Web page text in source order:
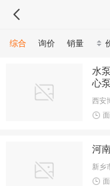
综合 询价 销量
水
心泵
西安
河
新乡